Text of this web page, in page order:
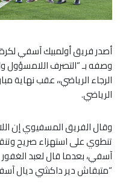
أصدر فريق أولمبيك آسفي
وصفه بـ “التصرف اللامسؤول
الرجاء الرياضي،، عقب نهاية
الرياضي.
​وقال الفريق المسفيوي إن
تنطوي على استهزاء صريح
آسفي، بعدما قال لعبد
“متبقاش دير داكشي ديال